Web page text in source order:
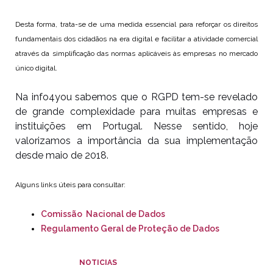
Desta forma, trata-se de uma medida essencial para reforçar os direitos
fundamentais dos cidadãos na era digital e facilitar a atividade comercial
através da simplificação das normas aplicáveis às empresas no mercado
único digital.
Na info4you sabemos que o RGPD tem-se revelado
de grande complexidade para muitas empresas e
instituições em Portugal. Nesse sentido, hoje
valorizamos a importância da sua implementação
desde maio de 2018.
Alguns links úteis para consultar:
Comissão Nacional de Dados
Regulamento Geral de Proteção de Dados
NOTICIAS